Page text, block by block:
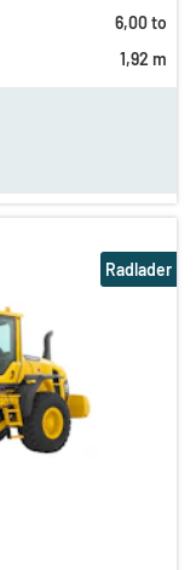
6,00 to
1,92 m
Radlader